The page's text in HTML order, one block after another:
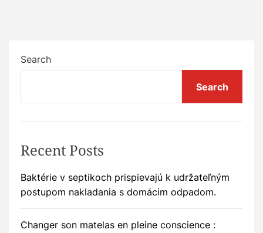
Search
Search
Recent Posts
Baktérie v septikoch prispievajú k udržateľným
postupom nakladania s domácim odpadom.
Changer son matelas en pleine conscience :